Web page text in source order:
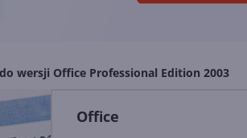
wersji Office Professional Edition 2003
Office